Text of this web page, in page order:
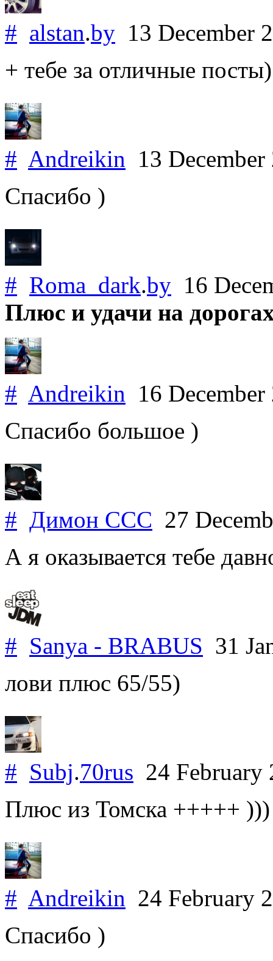
# alstan.by 13 December
+ тебе за отличные посты)
# Andreikin 13
Спасибо )
# Roma_dark.by 16
Плюс и удачи на
# Andreikin 16
Спасибо большое )
# Димон ССС 27
А я оказывается тебе
# Sanya - BRABUS 31
лови плюс 65/55)
# Subj.70rus 24
Плюс из Томска +++++ )))
# Andreikin 24 February
Спасибо )